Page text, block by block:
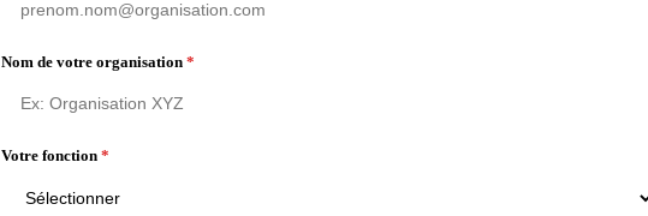
Nom de votre organisation *
Votre fonction *